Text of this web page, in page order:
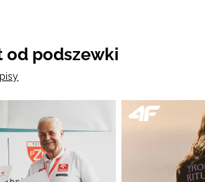
od podszewki